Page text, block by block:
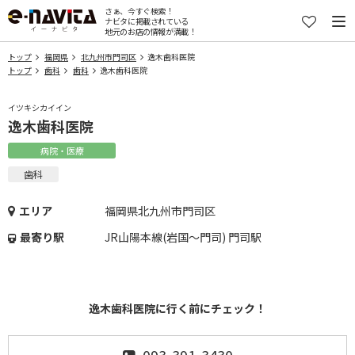
さぁ、今すぐ検索！
ナビタに掲載されている
地元のお店の情報が満載！
トップ 福岡県 北九州市門司区
逸木歯科医院
トップ
歯科 歯科 逸木歯科医院
イツキシカイイン
逸木歯科医院
病院・医療
歯科
エリア
福岡県北九州市門司区
最寄り駅
JR山陽本線(岩国～門司) 門司駅
逸木歯科医院に行く前にチェック！